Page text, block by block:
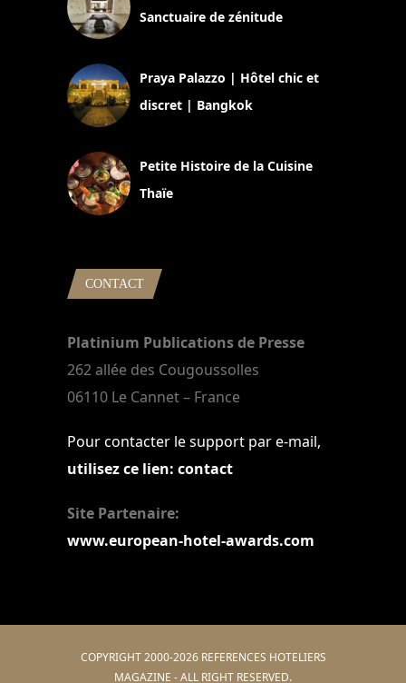
Sanctuaire de zénitude
Praya Palazzo | Hôtel chic et
discret | Bangkok
Petite Histoire de la Cuisine
Thaïe
CONTACT
Platinium Publications de Presse
262 allée des Cougoussolles
06110 Le Cannet – France
Pour contacter le support par e-mail,
utilisez ce lien: contact
Site Partenaire:
www.european-hotel-awards.com
COPYRIGHT 2000-2026 REFERENCES HOTELIERS
MAGAZINE - ALL RIGHT RESERVED.